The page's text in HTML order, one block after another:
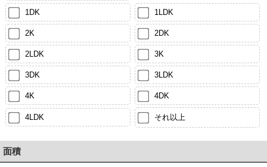
1DK 1LDK
2K 2DK
2LDK 3K
3DK 3LDK
4K 4DK
4LDK それ以上
面積